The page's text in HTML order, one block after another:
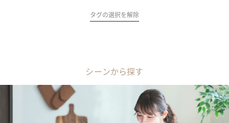
タグの選択を解除
シーンから探す